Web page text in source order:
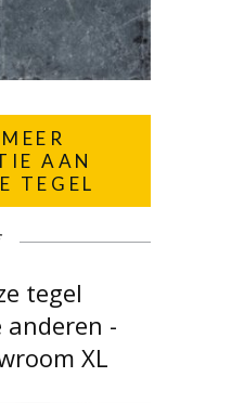
AAN
TEGEL
tegel
anderen -
XL